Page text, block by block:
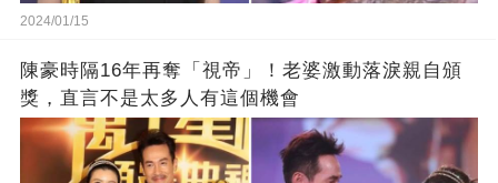
2024/01/15
陳豪時隔16年再奪「視帝」！老婆激動落淚親自頒
獎，直言不是太多人有這個機會